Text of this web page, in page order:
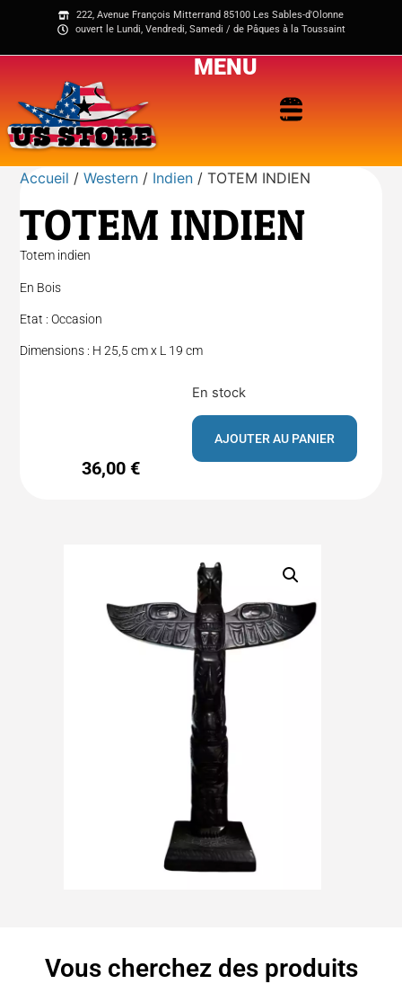
222, Avenue François Mitterrand 85100 Les Sables-d'Olonne
ouvert le Lundi, Vendredi, Samedi / de Pâques à la Toussaint
MENU
Accueil /Western / Indien / TOTEM INDIEN
TOTEM INDIEN
Totem indien
En Bois
Etat : Occasion
Dimensions : H 25,5 cm x L 19 cm
36,00 €
En stock
AJOUTER AU PANIER
Vous cherchez des produits